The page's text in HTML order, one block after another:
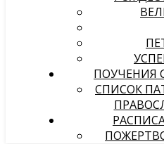
ПОУЧЕНИЯ
СПИСОК